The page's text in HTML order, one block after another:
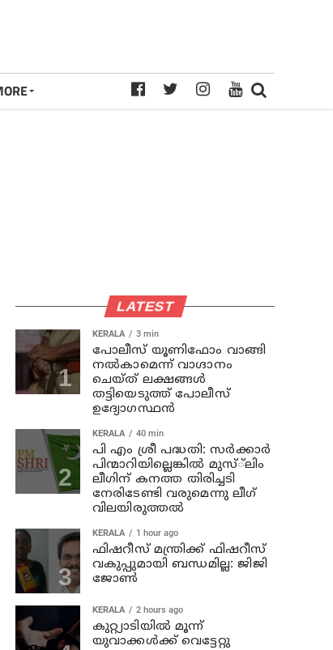
LATEST
KERALA 3 min
പോലീസ് യൂണിഫോം വാങ്ങി
നല്‍കാമെന്ന് വാഗ്ദാനം
ചെയ്ത് ലക്ഷങ്ങള്‍
തട്ടിയെടുത്ത് പോലീസ്
ഉദ്യോഗസ്ഥന്‍
KERALA 40 min
പി എം ശ്രീ പദ്ധതി: സര്‍ക്കാര്‍
പിന്മാറിയില്ലെങ്കില്‍ മുസ്്‌ലിം
ലീഗിന് കനത്ത തിരിച്ചടി
നേരിടേണ്ടി വരുമെന്നു ലീഗ്
വിലയിരുത്തല്‍
KERALA 1 hour ago
ഫിഷറീസ് മന്ത്രിക്ക് ഫിഷറീസ്
വകുപ്പുമായി ബന്ധമില്ല: ജിജി
ജോണ്‍
KERALA 2 hours ago
കുറ്റ്യാടിയില്‍ മൂന്ന്
യുവാക്കള്‍ക്ക് വെട്ടേറ്റു